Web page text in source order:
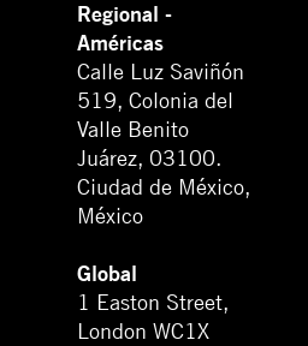
Regional -
Américas
Calle Luz Saviñón
519, Colonia del
Valle Benito
Juárez, 03100.
Ciudad de México,
México
Global
1 Easton Street,
London WC1X